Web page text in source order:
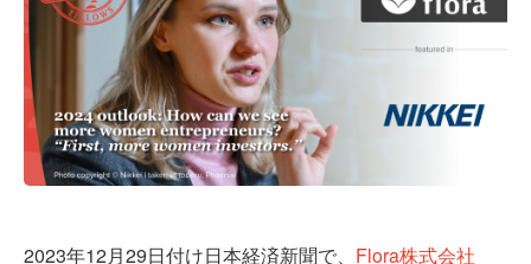
2023年12月29日付け日本経済新聞で、 Flora株式会社